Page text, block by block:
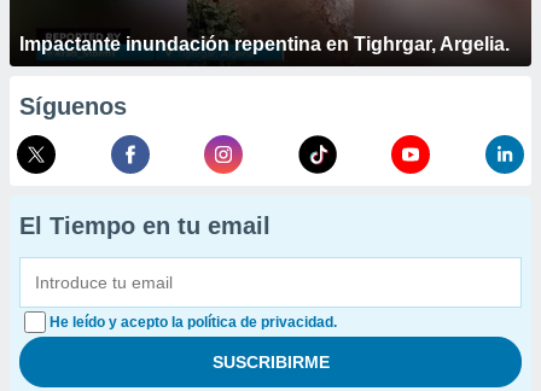
Impactante inundación repentina en Tighrgar, Argelia.
Síguenos
El Tiempo en tu email
He leído y acepto la política de privacidad.